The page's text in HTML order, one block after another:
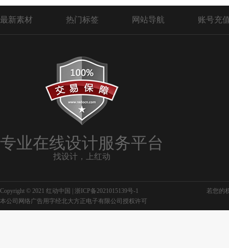
不忘初心PPT 不忘初心党课ppt
不忘初心党建文化墙
第二批不忘初心
竖版不忘初心
不忘初心照片墙
最新素材 热门标签 网站导航 账号充
专业在线设计服务平台
找设计，上红动
Copyright © 2021 红动中国 | 浙ICP备2021015139号-1
若您的
本公司网络广告用字经北大方正电子有限公司授权许可